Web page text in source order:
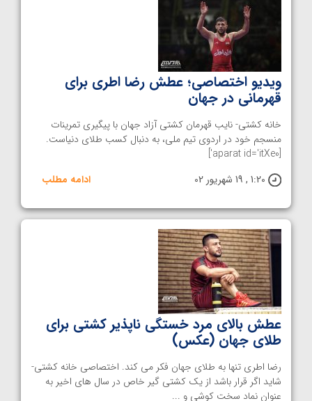
ویدیو اختصاصی؛ عطش رضا اطری برای
قهرمانی در جهان
خانه کشتی- نایب قهرمان کشتی آزاد جهان با پیگیری تمرینات
منسجم خود در اردوی تیم ملی، به دنبال کسب طلای دنیاست.
[aparat id='itXe0']
1:20 , 19 شهریور 02
ادامه مطلب
عطش بالای مرد خستگی ناپذیر کشتی برای
طلای جهان (عکس)
رضا اطری تنها به طلای جهان فکر می کند. اختصاصی خانه کشتی-
شاید اگر قرار باشد از یک کشتی گیر خاص در سال های اخیر به
عنوان نماد سخت کوشی و ...